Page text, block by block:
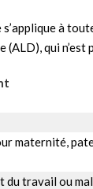
à
qui n’est
maternité,
du travail ou